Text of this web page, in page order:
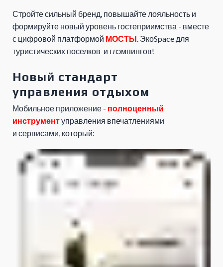
Стройте сильный бренд, повышайте лояльность и
формируйте новый уровень гостеприимства - вместе
с цифровой платформой МОСТЫ. ЭкоSpace для
туристических поселков и глэмпингов!
Новый стандарт
управления отдыхом
Мобильное приложение - полноценный
инструментуправления впечатлениями
и сервисами, который: